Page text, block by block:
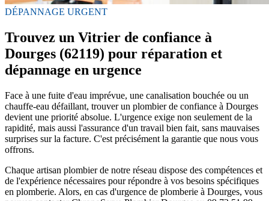
DÉPANNAGE URGENT
Trouvez un Vitrier de confiance à
Dourges (62119) pour réparation et
dépannage en urgence
Face à une fuite d'eau imprévue, une canalisation bouchée ou un
chauffe-eau défaillant, trouver un plombier de confiance à Dourges
devient une priorité absolue. L'urgence exige non seulement de la
rapidité, mais aussi l'assurance d'un travail bien fait, sans mauvaises
surprises sur la facture. C'est précisément la garantie que nous vous
offrons.
Chaque artisan plombier de notre réseau dispose des compétences et
de l'expérience nécessaires pour répondre à vos besoins spécifiques
en plomberie. Alors, en cas d'urgence de plomberie à Dourges, vous